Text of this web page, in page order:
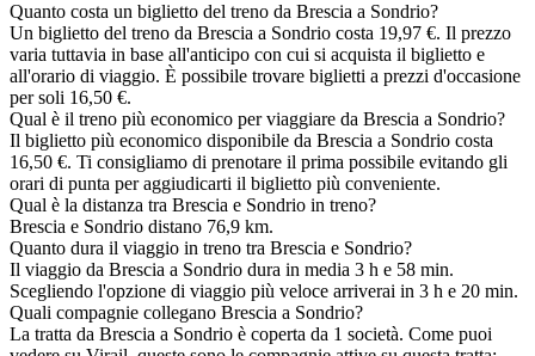
Quanto costa un biglietto del treno da Brescia a Sondrio?
Un biglietto del treno da Brescia a Sondrio costa 19,97 €. Il prezzo
varia tuttavia in base all'anticipo con cui si acquista il biglietto e
all'orario di viaggio. È possibile trovare biglietti a prezzi d'occasione
per soli 16,50 €.
Qual è il treno più economico per viaggiare da Brescia a Sondrio?
Il biglietto più economico disponibile da Brescia a Sondrio costa
16,50 €. Ti consigliamo di prenotare il prima possibile evitando gli
orari di punta per aggiudicarti il biglietto più conveniente.
Qual è la distanza tra Brescia e Sondrio in treno?
Brescia e Sondrio distano 76,9 km.
Quanto dura il viaggio in treno tra Brescia e Sondrio?
Il viaggio da Brescia a Sondrio dura in media 3 h e 58 min.
Scegliendo l'opzione di viaggio più veloce arriverai in 3 h e 20 min.
Quali compagnie collegano Brescia a Sondrio?
La tratta da Brescia a Sondrio è coperta da 1 società. Come puoi